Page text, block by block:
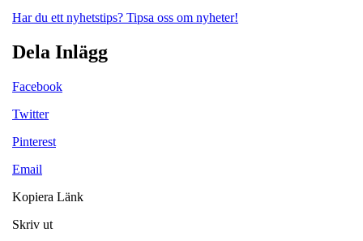
Har du ett nyhetstips? Tipsa oss om nyheter!
Dela Inlägg
Facebook
Twitter
Pinterest
Email
Kopiera Länk
Skriv ut